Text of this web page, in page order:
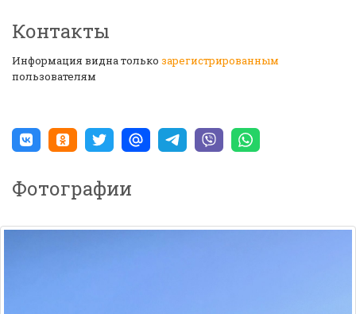
Контакты
Информация видна только зарегистрированным
пользователям
Фотографии